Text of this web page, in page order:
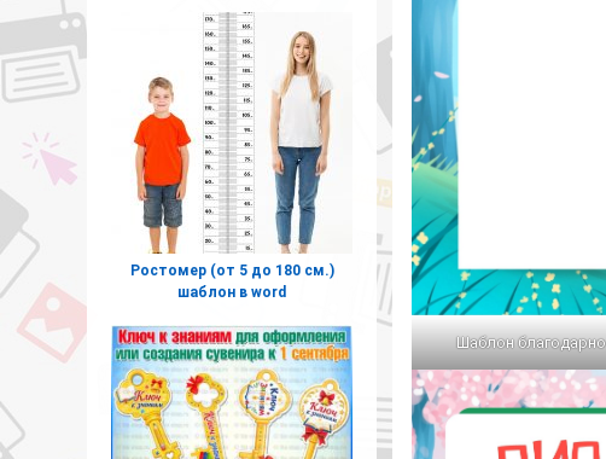
Шаблон
Ростомер (от 5 до 180 см.)
шаблон в word